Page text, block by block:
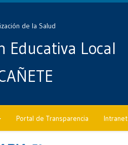
de la Salud
Educativa Local
Portal de Transparencia Intranet